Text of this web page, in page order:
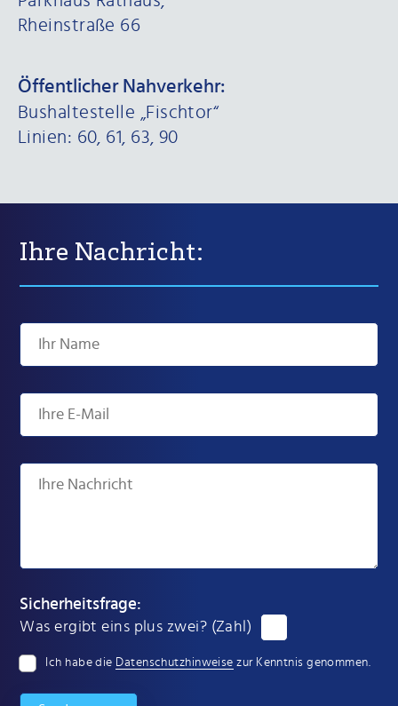
Rheinstraße 66
Öffentlicher Nahverkehr:
Bushaltestelle „Fischtor“
Linien: 60, 61, 63, 90
Ihre Nachricht:
Sicherheitsfrage:
Was ergibt eins plus zwei? (Zahl)
Ich habe die Datenschutzhinweise zur Kenntnis genommen.